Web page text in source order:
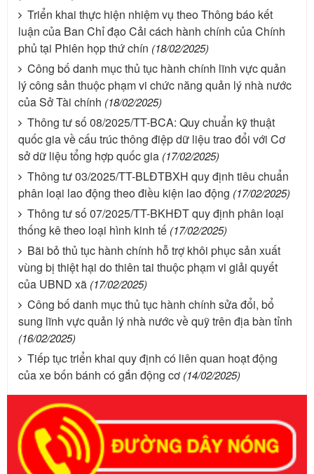
Triển khai thực hiện nhiệm vụ theo Thông báo kết
luận của Ban Chỉ đạo Cải cách hành chính của Chính
phủ tại Phiên họp thứ chín (18/02/2025)
Công bố danh mục thủ tục hành chính lĩnh vực quản
lý công sản thuộc phạm vi chức năng quản lý nhà nước
của Sở Tài chính (18/02/2025)
Thông tư số 08/2025/TT-BCA: Quy chuẩn kỹ thuật
quốc gia về cấu trúc thông điệp dữ liệu trao đổi với Cơ
sở dữ liệu tổng hợp quốc gia (17/02/2025)
Thông tư 03/2025/TT-BLĐTBXH quy định tiêu chuẩn
phân loại lao động theo điều kiện lao động (17/02/2025)
Thông tư số 07/2025/TT-BKHĐT quy định phân loại
thống kê theo loại hình kinh tế (17/02/2025)
Bãi bỏ thủ tục hành chính hỗ trợ khôi phục sản xuất
vùng bị thiệt hại do thiên tai thuộc phạm vi giải quyết
của UBND xã (17/02/2025)
Công bố danh mục thủ tục hành chính sửa đổi, bổ
sung lĩnh vực quản lý nhà nước về quỹ trên địa bàn tỉnh
(16/02/2025)
Tiếp tục triển khai quy định có liên quan hoạt động
của xe bốn bánh có gắn động cơ (14/02/2025)